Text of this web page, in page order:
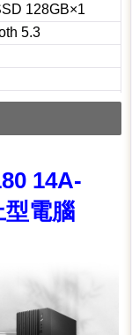
128GB×1
5.3
14A-
型電腦